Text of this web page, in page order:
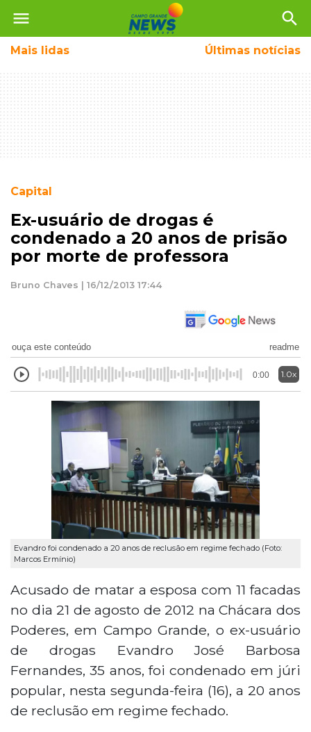
menu search
Mais lidas Últimas notícias
Capital
Ex-usuário de drogas é
condenado a 20 anos de prisão
por morte de professora
Bruno Chaves | 16/12/2013 17:44
ouça este conteúdo readme
0:00 1.0x
Evandro foi condenado a 20 anos de reclusão em regime fechado (Foto:
Marcos Ermínio)
Acusado de matar a esposa com 11 facadas
no dia 21 de agosto de 2012 na Chácara dos
Poderes, em Campo Grande, o ex-usuário
de drogas Evandro José Barbosa
Fernandes, 35 anos, foi condenado em júri
popular, nesta segunda-feira (16), a 20 anos
de reclusão em regime fechado.